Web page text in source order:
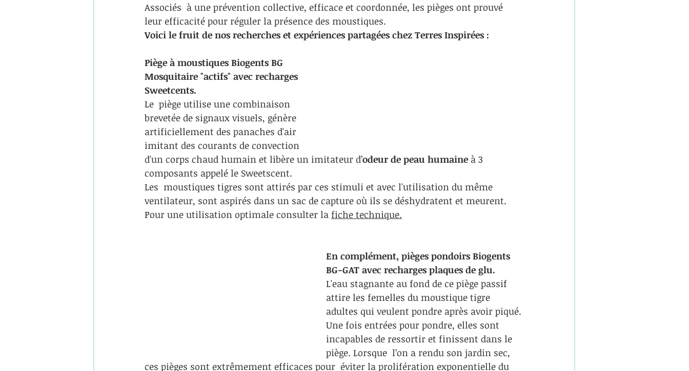
Associés  à une prévention collective, efficace et coordonnée, les pièges ont prouvé
leur efficacité pour réguler la présence des moustiques.
Voici le fruit de nos recherches et expériences partagées chez Terres Inspirées :
Piège à moustiques Biogents BG
Mosquitaire "actifs" avec recharges
Sweetcents.
Le  piège utilise une combinaison
brevetée de signaux visuels, génère
artificiellement des panaches d'air
imitant des courants de convection
d'un corps chaud humain et libère un imitateur d’odeur de peau humaine à 3
composants appelé le Sweetscent.
Les  moustiques tigres sont attirés par ces stimuli et avec l'utilisation du même
ventilateur, sont aspirés dans un sac de capture où ils se déshydratent et meurent.
Pour une utilisation optimale consulter la fiche technique.
En complément, pièges pondoirs Biogents
BG-GAT avec recharges plaques de glu.
L'eau stagnante au fond de ce piège passif
attire les femelles du moustique tigre
adultes qui veulent pondre après avoir piqué.
Une fois entrées pour pondre, elles sont
incapables de ressortir et finissent dans le
piège. Lorsque  l’on a rendu son jardin sec,
ces pièges sont extrêmement efficaces pour  éviter la prolifération exponentielle du